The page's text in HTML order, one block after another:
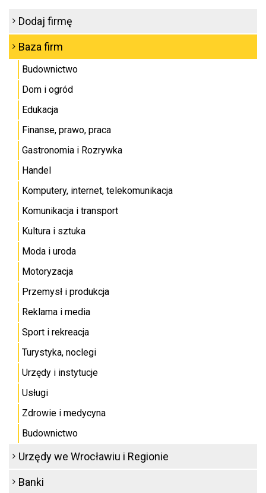
Dodaj firmę
Baza firm
Budownictwo
Dom i ogród
Edukacja
Finanse, prawo, praca
Gastronomia i Rozrywka
Handel
Komputery, internet, telekomunikacja
Komunikacja i transport
Kultura i sztuka
Moda i uroda
Motoryzacja
Przemysł i produkcja
Reklama i media
Sport i rekreacja
Turystyka, noclegi
Urzędy i instytucje
Usługi
Zdrowie i medycyna
Budownictwo
Urzędy we Wrocławiu i Regionie
Banki